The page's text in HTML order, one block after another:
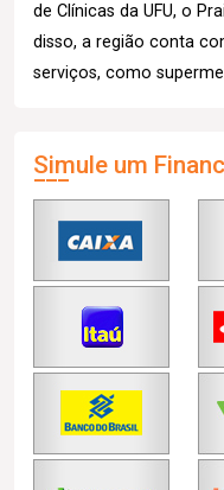
de Clínicas da UFU, o
disso, a região conta
serviços, como
Simule um